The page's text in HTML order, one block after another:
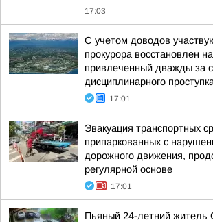
17:03
С учетом доводов
прокурора восстановлен
привлеченный дважды за
дисциплинарного проступка
17:01
Эвакуация транспортных
припаркованных с
дорожного движения,
регулярной основе
17:01
Пьяный 24-летний житель